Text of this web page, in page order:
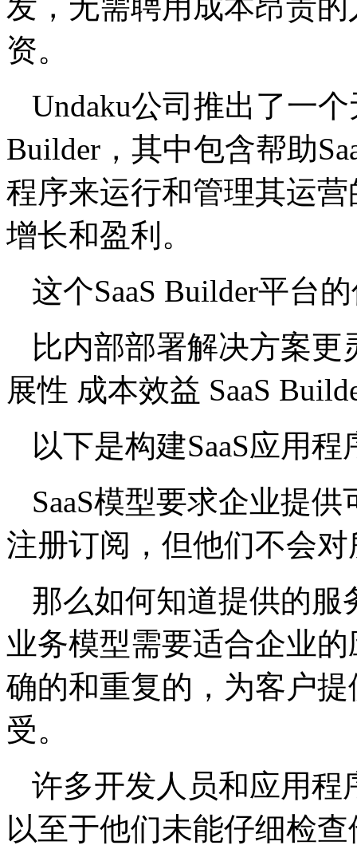
资。
Undaku公司推出了一
Builder，其中包含帮助
程序来运行和管理其运
增长和盈利。
这个SaaS Builder平台
比内部部署解决方案
展性 成本效益 SaaS
以下是构建SaaS应用
SaaS模型要求企业提
注册订阅，但他们不会
那么如何知道提供的服
业务模型需要适合企业
确的和重复的，为客户
受。
许多开发人员和应用程
以至于他们未能仔细检